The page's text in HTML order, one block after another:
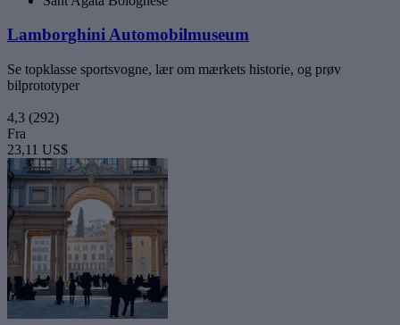
Lamborghini Automobilmuseum
Se topklasse sportsvogne, lær om mærkets historie, og prøv
bilprototyper
4,3 (292)
Fra
23,11 US$